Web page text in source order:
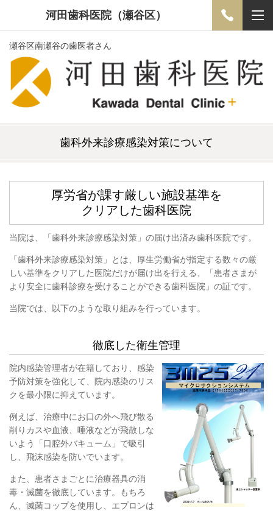
河田歯科医院（瀬谷区）
瀬谷区南瀬谷の歯医者さん
歯科外来診療感染対策について
厚労省が課す厳しい施設基準を
クリアした歯科医院
当院は、「歯科外来診療感染対策」の届け出済み歯科医院です。
「歯科外来診療感染対策」とは、厚生労働省が指定する数々の厳
しい基準をクリアした医院だけが届け出を行える、「患者さまが
より安全に歯科診療を受けることができる歯科医院」の証です。
当院では、以下のような取り組みを行っています。
徹底した衛生管理
院内感染管理者が在籍しており、感染
予防対策を強化して、院内感染のリス
クを最小限に抑えています。
例えば、治療中にお口の外へ飛び散る
削りカスや血液、唾液などが飛散しな
いよう「口腔外バキューム」で吸引
し、飛沫感染を防いでいます。
また、患者さまごとに治療器具の消
毒・滅菌を徹底しています。もちろ
ん、滅菌コップを使用し、エプロンは